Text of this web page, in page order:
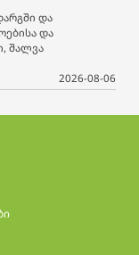
და
და
შალვა
2026-08-06